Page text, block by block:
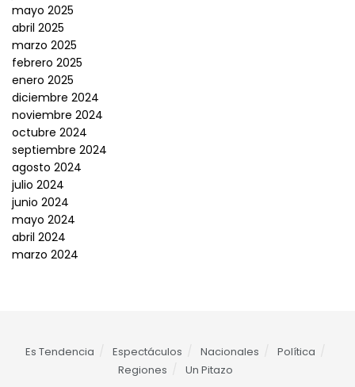
mayo 2025
abril 2025
marzo 2025
febrero 2025
enero 2025
diciembre 2024
noviembre 2024
octubre 2024
septiembre 2024
agosto 2024
julio 2024
junio 2024
mayo 2024
abril 2024
marzo 2024
Es Tendencia Espectáculos Nacionales
Política
Regiones
Un Pitazo